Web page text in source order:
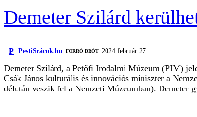
Demeter Szilárd
P PestiSrácok.hu FORRÓ DRÓT 2024 február 27.
Demeter Szilárd, a Petőfi Irodalmi Múzeum (PIM)
Csák János kulturális és innovációs miniszter a
délután veszik fel a Nemzeti Múzeumban). Demeter